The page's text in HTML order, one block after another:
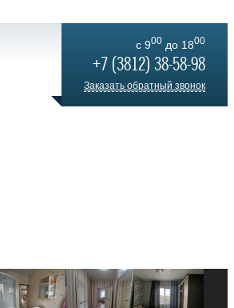
c 900 до 1800
+7 (3812) 38-58-98
Заказать обратный звонок